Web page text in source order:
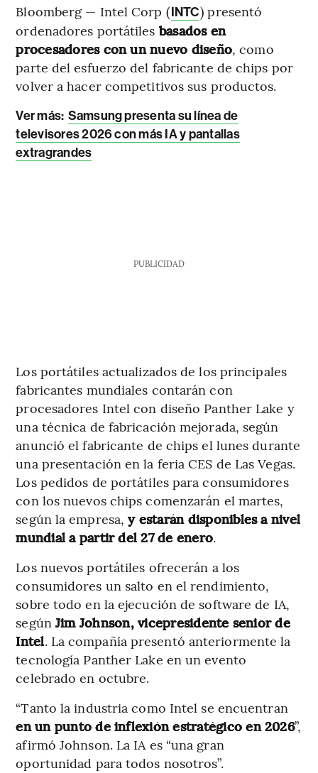
Bloomberg — Intel Corp (INTC) presentó
ordenadores portátiles basados en
procesadores con un nuevo diseño, como
parte del esfuerzo del fabricante de chips por
volver a hacer competitivos sus productos.
Ver más: Samsung presenta su línea de
televisores 2026 con más IA y pantallas
extragrandes
PUBLICIDAD
Los portátiles actualizados de los principales
fabricantes mundiales contarán con
procesadores Intel con diseño Panther Lake y
una técnica de fabricación mejorada, según
anunció el fabricante de chips el lunes durante
una presentación en la feria CES de Las Vegas.
Los pedidos de portátiles para consumidores
con los nuevos chips comenzarán el martes,
según la empresa,y estarán disponibles a nivel
mundial a partir del 27 de enero.
Los nuevos portátiles ofrecerán a los
consumidores un salto en el rendimiento,
sobre todo en la ejecución de software de IA,
según Jim Johnson, vicepresidente senior de
Intel. La compañía presentó anteriormente la
tecnología Panther Lake en un evento
celebrado en octubre.
“Tanto la industria como Intel se encuentran
en un punto de inflexión estratégico en 2026”,
afirmó Johnson. La IA es “una gran
oportunidad para todos nosotros”.